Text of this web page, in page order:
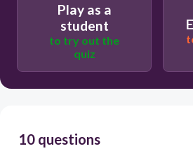
Play as a
student
to try out the
quiz
10 questions